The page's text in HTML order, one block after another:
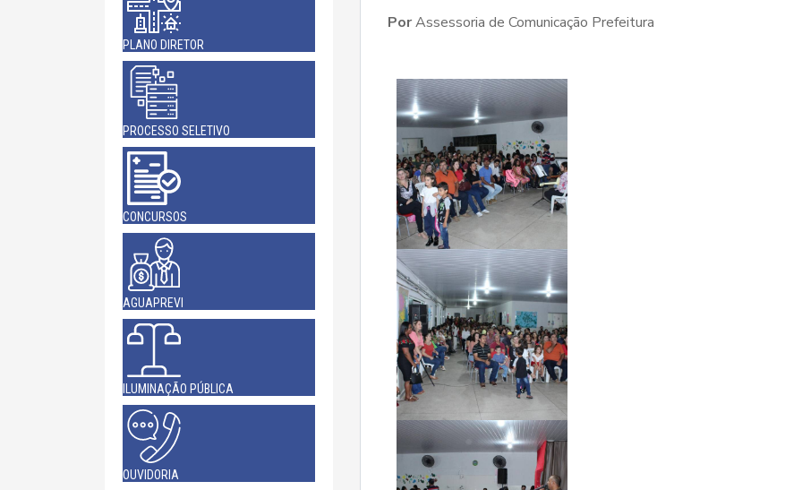
PLANO DIRETOR
PROCESSO SELETIVO
CONCURSOS
AGUAPREVI
ILUMINAÇÃO PÚBLICA
OUVIDORIA
PorAssessoria de Comunicação Prefeitura